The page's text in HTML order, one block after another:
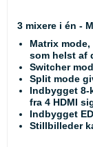
3 mixere i én -
Matrix
som helst af
Switcher
Split mode
Indbygget 8-
fra 4 HDMI
Indbygget
Stillbilleder